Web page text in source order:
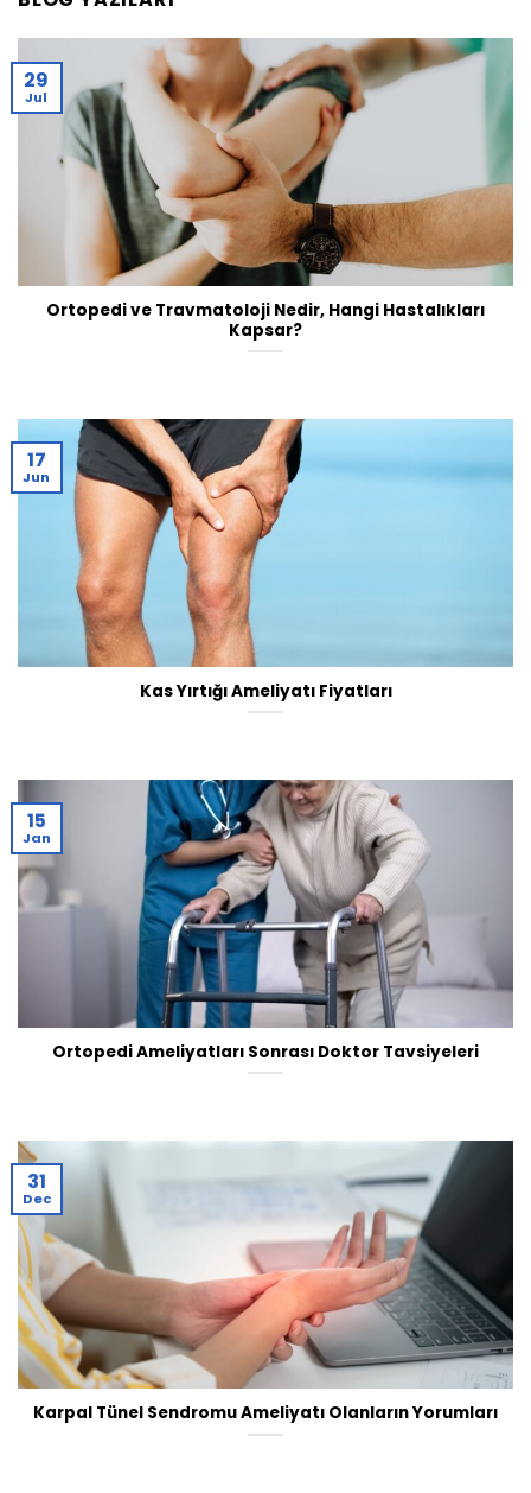
Ortopedi ve Travmatoloji Nedir, Hangi Hastalıkları
Kapsar?
29
Jul
Kas Yırtığı Ameliyatı Fiyatları
17
Jun
Ortopedi Ameliyatları Sonrası Doktor Tavsiyeleri
15
Jan
Karpal Tünel Sendromu Ameliyatı Olanların Yorumları
31
Dec